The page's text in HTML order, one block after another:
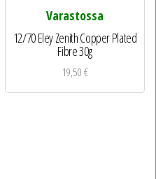
Varastossa
12/70 Eley Zenith Copper Plated
Fibre 30g
19,50€